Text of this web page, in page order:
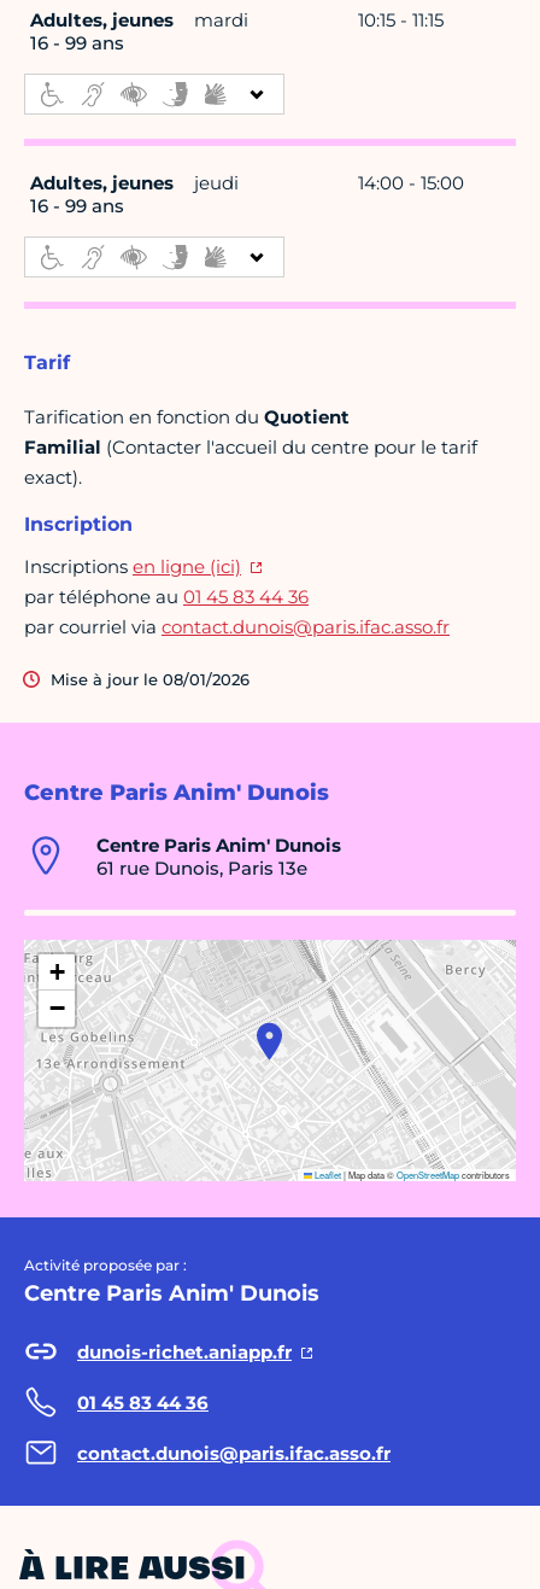
Centre Paris Anim' Dunois
Centre Paris Anim' Dunois
61 rue Dunois, Paris 13e
+
−
Leaflet|Map data ©OpenStreetMapcontributors
Activité proposée par :
Centre Paris Anim' Dunois
dunois-richet.aniapp.fr
01 45 83 44 36
contact.dunois@paris.ifac.asso.fr
Adultes, jeunes
16 - 99 ans
mardi 10:15 - 11:15
Adultes, jeunes
16 - 99 ans
jeudi 14:00 - 15:00
Tarif
Tarification en fonction du Quotient
Familial (Contacter l'accueil du centre pour le tarif
exact).
Inscription
Inscriptions en ligne (ici)
par téléphone au 01 45 83 44 36
par courriel via contact.dunois@paris.ifac.asso.fr
Mise à jour le 08/01/2026
À LIRE AUSSI